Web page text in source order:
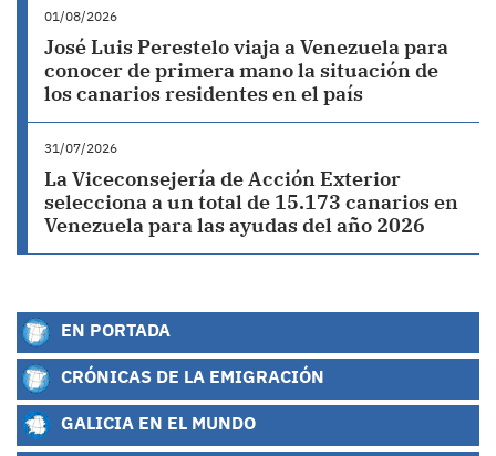
01/08/2026
José Luis Perestelo viaja a Venezuela para
conocer de primera mano la situación de
los canarios residentes en el país
31/07/2026
La Viceconsejería de Acción Exterior
selecciona a un total de 15.173 canarios en
Venezuela para las ayudas del año 2026
EN PORTADA
CRÓNICAS DE LA EMIGRACIÓN
GALICIA EN EL MUNDO